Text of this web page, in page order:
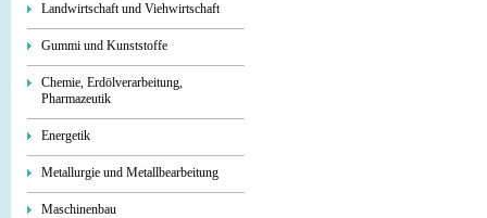
Landwirtschaft und Viehwirtschaft
Gummi und Kunststoffe
Chemie, Erdölverarbeitung,
Pharmazeutik
Energetik
Metallurgie und Metallbearbeitung
Maschinenbau